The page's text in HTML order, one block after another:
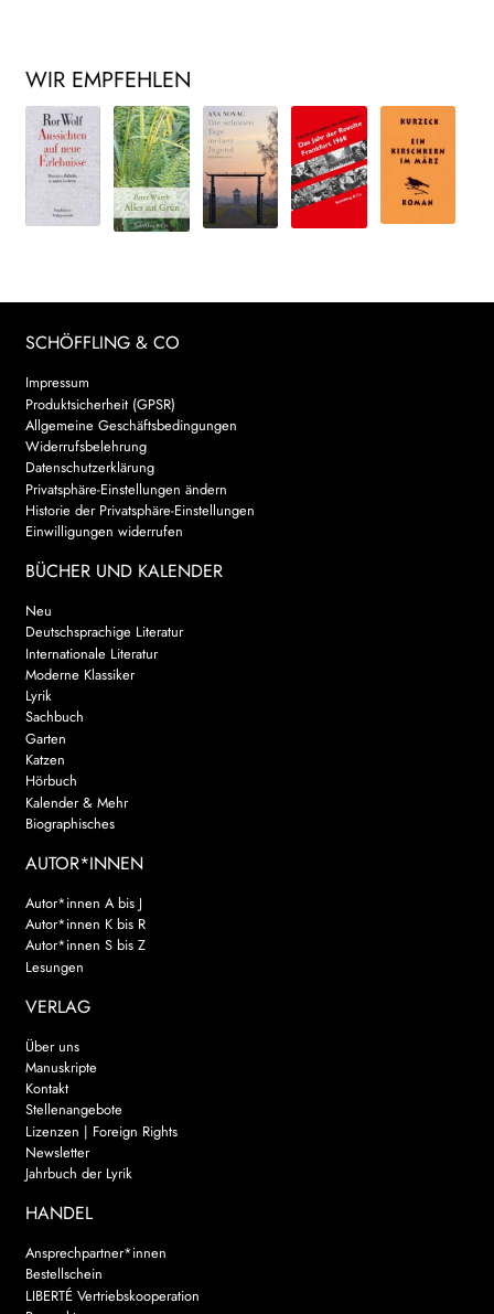
WIR EMPFEHLEN
SCHÖFFLING & CO
Impressum
Produktsicherheit (GPSR)
Allgemeine Geschäftsbedingungen
Widerrufsbelehrung
Datenschutzerklärung
Privatsphäre-Einstellungen ändern
Historie der Privatsphäre-Einstellungen
Einwilligungen widerrufen
BÜCHER UND KALENDER
Neu
Deutschsprachige Literatur
Internationale Literatur
Moderne Klassiker
Lyrik
Sachbuch
Garten
Katzen
Hörbuch
Kalender & Mehr
Biographisches
AUTOR*INNEN
Autor*innen A bis J
Autor*innen K bis R
Autor*innen S bis Z
Lesungen
VERLAG
Über uns
Manuskripte
Kontakt
Stellenangebote
Lizenzen | Foreign Rights
Newsletter
Jahrbuch der Lyrik
HANDEL
Ansprechpartner*innen
Bestellschein
LIBERTÉ Vertriebskooperation